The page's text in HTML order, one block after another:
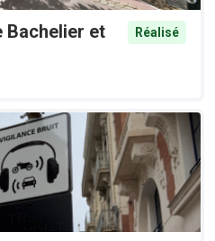
Bachelier et
Réalisé